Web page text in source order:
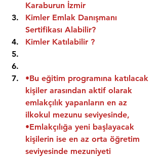
Karaburun İzmir
Kimler Emlak Danışmanı
Sertifikası Alabilir?
Kimler Katılabilir ?
•Bu eğitim programına katılacak
kişiler arasından aktif olarak
emlakçılık yapanların en az
ilkokul mezunu seviyesinde,
•Emlakçılığa yeni başlayacak
kişilerin ise en az orta öğretim
seviyesinde mezuniyeti